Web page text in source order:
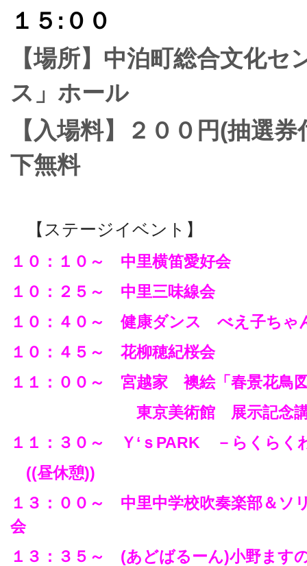
１５:００
【場所】中泊町総合文化セ
ス」ホール
【入場料】２００円(抽選
下無料
【ステージイベント】
１０：１０～ 中里横笛愛好会
１０：２５～ 中里三味線会
１０：４０～ 健康ダンス べえ子ちゃ
１０：４５～ 花柳穂紀桜会
１１：００～ 宮越家 襖絵「春景花鳥
東京美術館 展示記念講
１１：３０～ Ｙ‘ｓPARK －らくらく
((昼休憩))
１３：００～ 中里中学校吹奏楽部＆
会
１３：３５～ (あどばるーん)小野ます